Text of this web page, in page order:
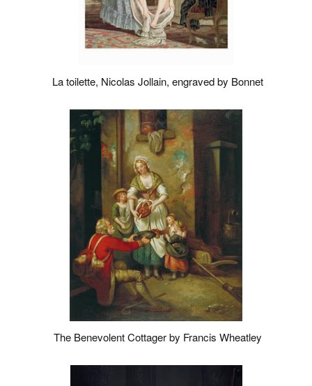
La toilette, Nicolas Jollain, engraved by Bonnet
The Benevolent Cottager by Francis Wheatley